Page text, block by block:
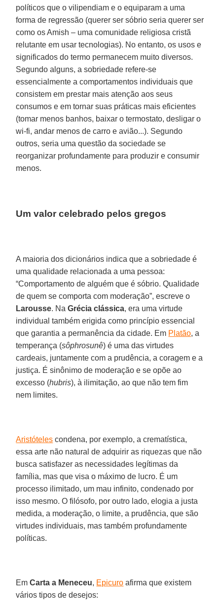
políticos que o vilipendiam e o equiparam a uma
forma de regressão (querer ser sóbrio seria querer ser
como os Amish – uma comunidade religiosa cristã
relutante em usar tecnologias). No entanto, os usos e
significados do termo permanecem muito diversos.
Segundo alguns, a sobriedade refere-se
essencialmente a comportamentos individuais que
consistem em prestar mais atenção aos seus
consumos e em tornar suas práticas mais eficientes
(tomar menos banhos, baixar o termostato, desligar o
wi-fi, andar menos de carro e avião...). Segundo
outros, seria uma questão da sociedade se
reorganizar profundamente para produzir e consumir
menos.
Um valor celebrado pelos gregos
A maioria dos dicionários indica que a sobriedade é
uma qualidade relacionada a uma pessoa:
“Comportamento de alguém que é sóbrio. Qualidade
de quem se comporta com moderação”, escreve o
Larousse. NaGrécia clássica, era uma virtude
individual também erigida como princípio essencial
que garantia a permanência da cidade. Em Platão, a
temperança (sôphrosunê) é uma das virtudes
cardeais, juntamente com a prudência, a coragem e a
justiça. É sinônimo de moderação e se opõe ao
excesso (hubris), à ilimitação, ao que não tem fim
nem limites.
Aristóteles condena, por exemplo, a crematística,
essa arte não natural de adquirir as riquezas que não
busca satisfazer as necessidades legítimas da
família, mas que visa o máximo de lucro. É um
processo ilimitado, um mau infinito, condenado por
isso mesmo. O filósofo, por outro lado, elogia a justa
medida, a moderação, o limite, a prudência, que são
virtudes individuais, mas também profundamente
políticas.
EmCarta a Meneceu, Epicuro afirma que existem
vários tipos de desejos: